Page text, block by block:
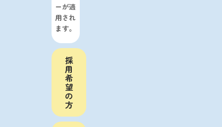
採
用
希
望
の
方
ーが適
用され
ます。